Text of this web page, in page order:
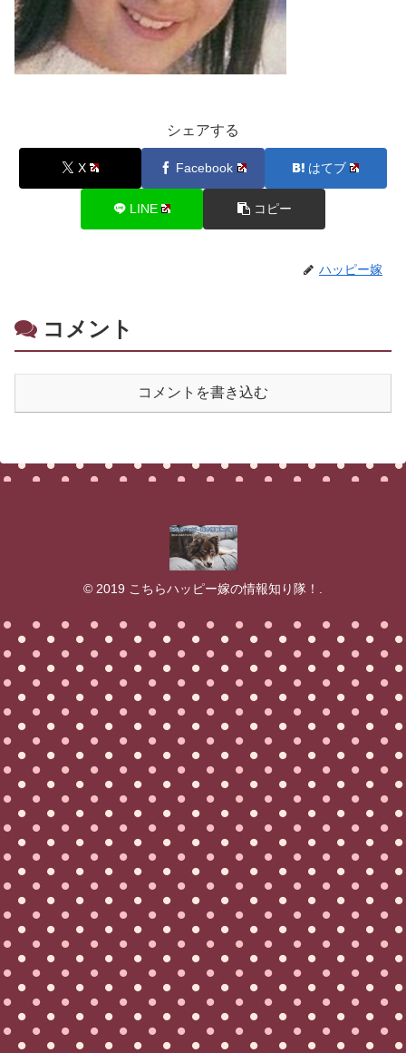
シェアする
X Facebook はてブ
LINE コピー
ハッピー嫁
コメント
コメントを書き込む
© 2019 こちらハッピー嫁の情報知り隊！.